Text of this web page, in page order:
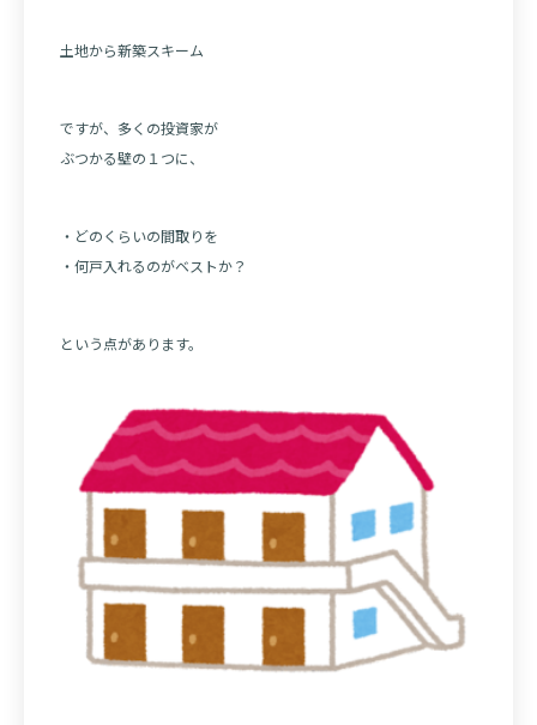
土地から新築スキーム
ですが、多くの投資家が
ぶつかる壁の１つに、
・どのくらいの間取りを
・何戸入れるのがベストか？
という点があります。